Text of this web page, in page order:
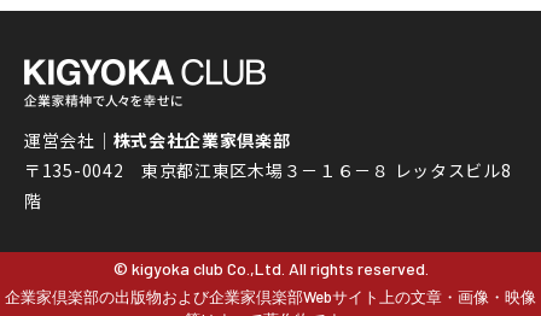
運営会社｜ 株式会社企業家倶楽部
〒135-0042 東京都江東区木場３－１６－８ レッタスビル8
階
© kigyoka club Co.,Ltd. All rights reserved.
企業家倶楽部の出版物および企業家倶楽部Webサイト上の文章・画像・映像